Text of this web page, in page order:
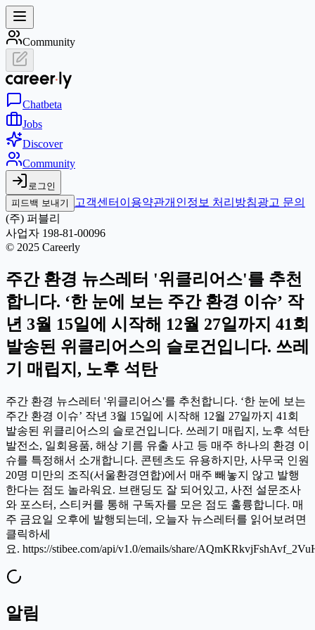
Community
Chatbeta
Jobs
Discover
Community
로그인
피드백 보내기
고객센터 이용약관개인정보 처리방침광고 문의
(주) 퍼블리
사업자 198-81-00096
© 2025 Careerly
주간 환경 뉴스레터 '위클리어스'를 추천
합니다. ‘한 눈에 보는 주간 환경 이슈’ 작
년 3월 15일에 시작해 12월 27일까지 41회
발송된 위클리어스의 슬로건입니다. 쓰레
기 매립지, 노후 석탄
주간 환경 뉴스레터 '위클리어스'를 추천합니다. ‘한 눈에 보는
주간 환경 이슈’ 작년 3월 15일에 시작해 12월 27일까지 41회
발송된 위클리어스의 슬로건입니다. 쓰레기 매립지, 노후 석탄
발전소, 일회용품, 해상 기름 유출 사고 등 매주 하나의 환경 이
슈를 특정해서 소개합니다. 콘텐츠도 유용하지만, 사무국 인원
20명 미만의 조직(서울환경연합)에서 매주 빼놓지 않고 발행
한다는 점도 놀라워요. 브랜딩도 잘 되어있고, 사전 설문조사
와 포스터, 스티커를 통해 구독자를 모은 점도 훌륭합니다. 매
주 금요일 오후에 발행되는데, 오늘자 뉴스레터를 읽어보려면
클릭하세
요. https://stibee.com/api/v1.0/emails/share/
알림